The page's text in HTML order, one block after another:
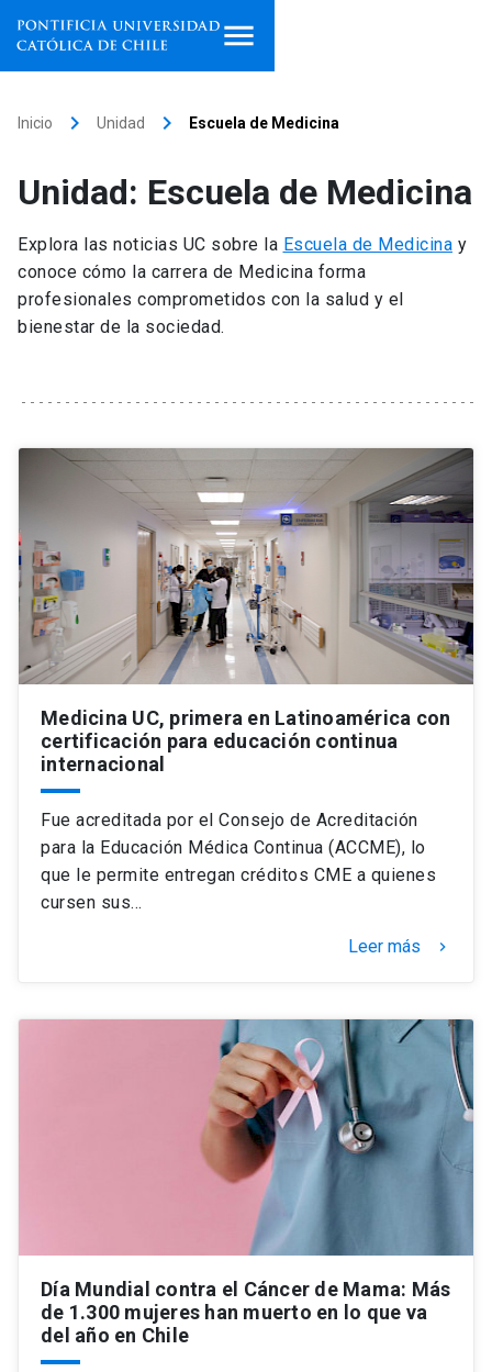
Facultades, escuelas e
institutos
Investigación
Extensión
Vinculación
Información para keyboard_arrow_down
Futuros estudiantes
Estudiantes
Académicos
Alumni launch
Padres y familia
Go to english site launch
ACCESOS DIRECTOS
Admisión launch
Mi Cuenta UC launch
Correo UC launch
Medios Biblioteca
Inicio keyboard_arrow_right Unidad keyboard_arrow_right Escuela de Medicina
Unidad: Escuela de Medicina
Explora las noticias UC sobre la Escuela de Medicina y
conoce cómo la carrera de Medicina forma
profesionales comprometidos con la salud y el
bienestar de la sociedad.
Medicina UC, primera en Latinoamérica con
certificación para educación continua
internacional
Fue acreditada por el Consejo de Acreditación
para la Educación Médica Continua (ACCME), lo
que le permite entregan créditos CME a quienes
cursen sus…
Leer más keyboard_arrow_right
Día Mundial contra el Cáncer de Mama: Más
de 1.300 mujeres han muerto en lo que va
del año en Chile